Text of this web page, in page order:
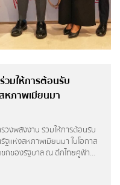
การทุจริตประจำปี
ยงการทุจริต
มโปร่งใสภายใน
ริมคุณธรรมและ
นต้องการ
วมให้การต้อนรับ
หภาพเมียนมา
วงพลังงาน ร่วมให้การต้อนรับ
แห่งสหภาพเมียนมา ในโอกาส
ขกของรัฐบาล ณ ตึกไทยคู่ฟ้า